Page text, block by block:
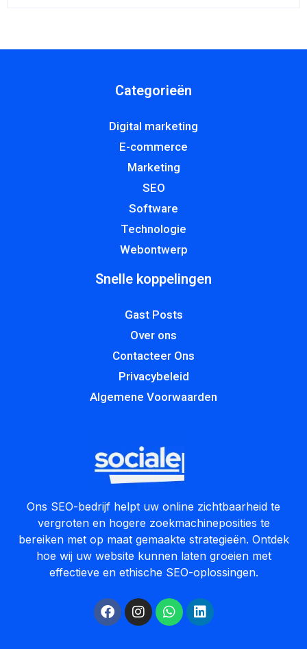
Categorieën
Digital marketing
E-commerce
Marketing
SEO
Software
Technologie
Webontwerp
Snelle koppelingen
Gast Posts
Over ons
Contacteer Ons
Privacybeleid
Algemene Voorwaarden
Ons SEO-bedrijf helpt uw online zichtbaarheid te
vergroten en hogere zoekmachineposities te
bereiken met op maat gemaakte strategieën. Ontdek
hoe wij uw website kunnen laten groeien met
effectieve en ethische SEO-oplossingen.